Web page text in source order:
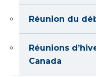
Réunion du
Réunions
Canada